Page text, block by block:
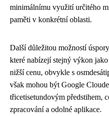
minimálnímu využití určitého
paměti v konkrétní oblasti.
Další důležitou možností
které nabízejí stejný výkon
nižší cenu, obvykle s
však mohou být Google
třicetisetundovým předstihem,
zpracování a odolné aplikace.